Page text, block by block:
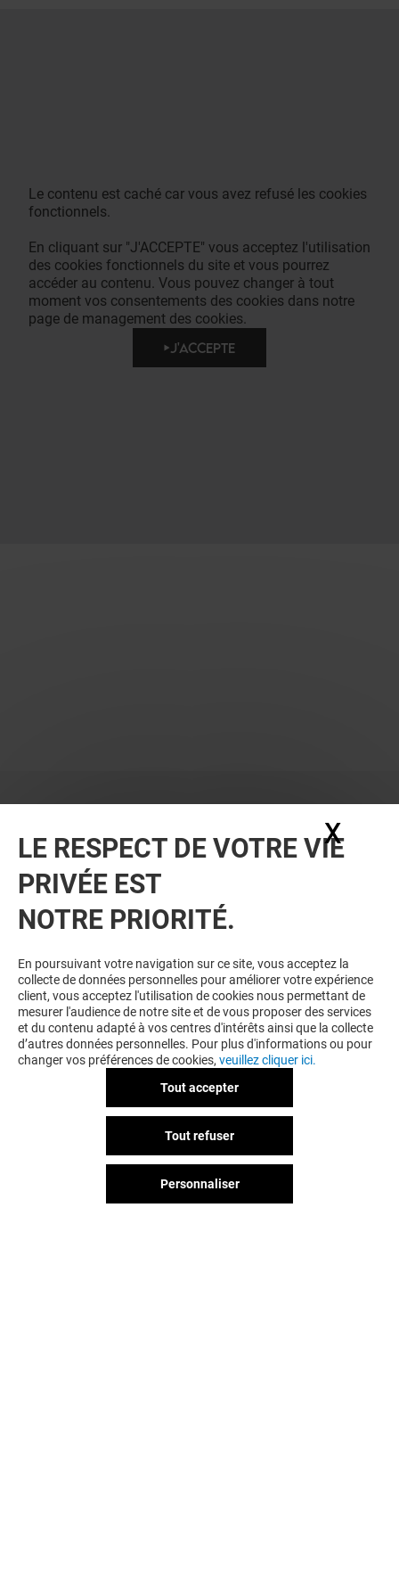
Le contenu est caché car vous avez refusé les cookies
fonctionnels.
En cliquant sur "J'ACCEPTE" vous acceptez l'utilisation
des cookies fonctionnels du site et vous pourrez
accéder au contenu. Vous pouvez changer à tout
moment vos consentements des cookies dans notre
page de management des cookies.
J'ACCEPTE
VOUS EN VOULEZ PLUS ? VOUS
AIMEREZ PEUT-ÊTRE
LE RESPECT DE VOTRE VIE
PRIVÉE EST
NOTRE PRIORITÉ.
En poursuivant votre navigation sur ce site, vous acceptez la
collecte de données personnelles pour améliorer votre expérience
client, vous acceptez l'utilisation de cookies nous permettant de
mesurer l'audience de notre site et de vous proposer des services
et du contenu adapté à vos centres d'intérêts ainsi que la collecte
d’autres données personnelles. Pour plus d'informations ou pour
changer vos préférences de cookies, veuillez cliquer ici.
Tout accepter
Tout refuser
Personnaliser
X